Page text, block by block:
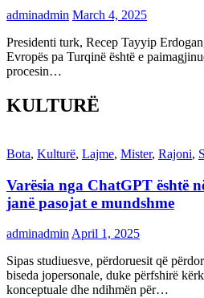
adminadmin March 4, 2025
Presidenti turk, Recep Tayyip
Evropës pa Turqinë është e
procesin…
KULTURË
Bota, Kulturë, Lajme, Mister, Rajoni,
Varësia nga ChatGPT është
janë pasojat e mundshme
adminadmin April 1, 2025
Sipas studiuesve, përdoruesit që
biseda jopersonale, duke përfshirë
konceptuale dhe ndihmën për…